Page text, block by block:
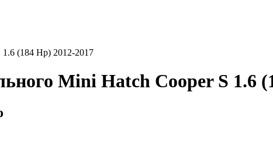
(184 Hp) 2012-2017
Mini Hatch Cooper S 1.6